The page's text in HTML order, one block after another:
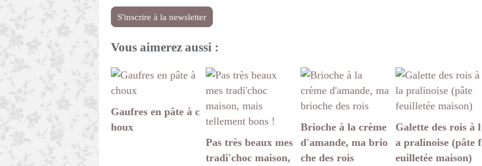
S'inscrire à la newsletter
Vous aimerez aussi :
Gaufres en pâte à c
houx
Pas très beaux mes
tradi'choc maison,
Brioche à la crème
d'amande, ma brio
che des rois
Galette des rois à l
a pralinoise (pâte f
euilletée maison)